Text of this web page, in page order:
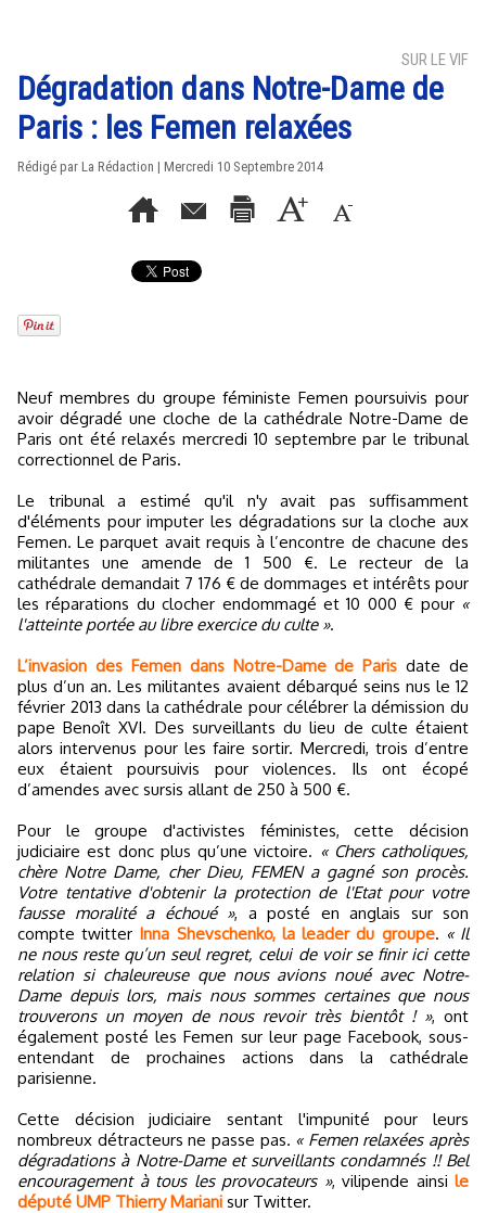
SUR LE VIF
Dégradation dans Notre-Dame de
Paris : les Femen relaxées
Rédigé par La Rédaction | Mercredi 10 Septembre 2014
Neuf membres du groupe féministe Femen poursuivis pour
avoir dégradé une cloche de la cathédrale Notre-Dame de
Paris ont été relaxés mercredi 10 septembre par le tribunal
correctionnel de Paris.
Le tribunal a estimé qu'il n'y avait pas suffisamment
d'éléments pour imputer les dégradations sur la cloche aux
Femen. Le parquet avait requis à l’encontre de chacune des
militantes une amende de 1 500 €. Le recteur de la
cathédrale demandait 7 176 € de dommages et intérêts pour
les réparations du clocher endommagé et 10 000 € pour «
l'atteinte portée au libre exercice du culte ».
L’invasion des Femen dans Notre-Dame de Parisdate de
plus d’un an. Les militantes avaient débarqué seins nus le 12
février 2013 dans la cathédrale pour célébrer la démission du
pape Benoît XVI. Des surveillants du lieu de culte étaient
alors intervenus pour les faire sortir. Mercredi, trois d’entre
eux étaient poursuivis pour violences. Ils ont écopé
d’amendes avec sursis allant de 250 à 500 €.
Pour le groupe d'activistes féministes, cette décision
judiciaire est donc plus qu’une victoire. « Chers catholiques,
chère Notre Dame, cher Dieu, FEMEN a gagné son procès.
Votre tentative d'obtenir la protection de l'Etat pour votre
fausse moralité a échoué », a posté en anglais sur son
compte twitter Inna Shevschenko, la leader du groupe. « Il
ne nous reste qu’un seul regret, celui de voir se finir ici cette
relation si chaleureuse que nous avions noué avec Notre-
Dame depuis lors, mais nous sommes certaines que nous
trouverons un moyen de nous revoir très bientôt ! », ont
également posté les Femen sur leur page Facebook, sous-
entendant de prochaines actions dans la cathédrale
parisienne.
Cette décision judiciaire sentant l'impunité pour leurs
nombreux détracteurs ne passe pas. « Femen relaxées après
dégradations à Notre-Dame et surveillants condamnés !! Bel
encouragement à tous les provocateurs », vilipende ainsi le
député UMP Thierry Mariani sur Twitter.